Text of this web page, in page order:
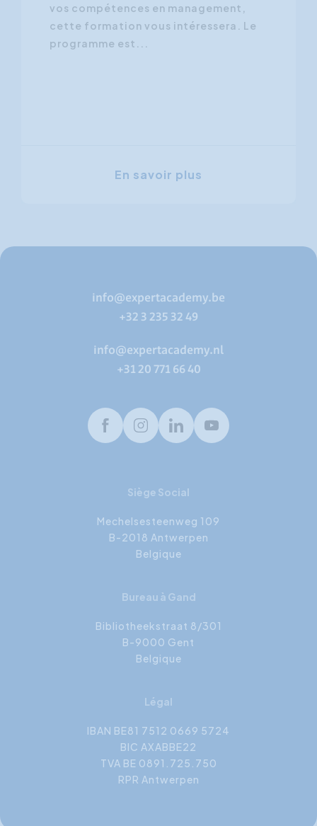
vos compétences en management,
cette formation vous intéressera. Le
programme est...
En savoir plus
info@expertacademy.be
+32 3 235 32 49
info@expertacademy.nl
+31 20 771 66 40
FacebookInstagramLinkedInYoutube
Siège Social
Mechelsesteenweg 109
B-2018 Antwerpen
Belgique
Bureau à Gand
Bibliotheekstraat 8/301
B-9000 Gent
Belgique
Légal
IBAN BE81 7512 0669 5724
BIC AXABBE22
TVA BE 0891.725.750
RPR Antwerpen